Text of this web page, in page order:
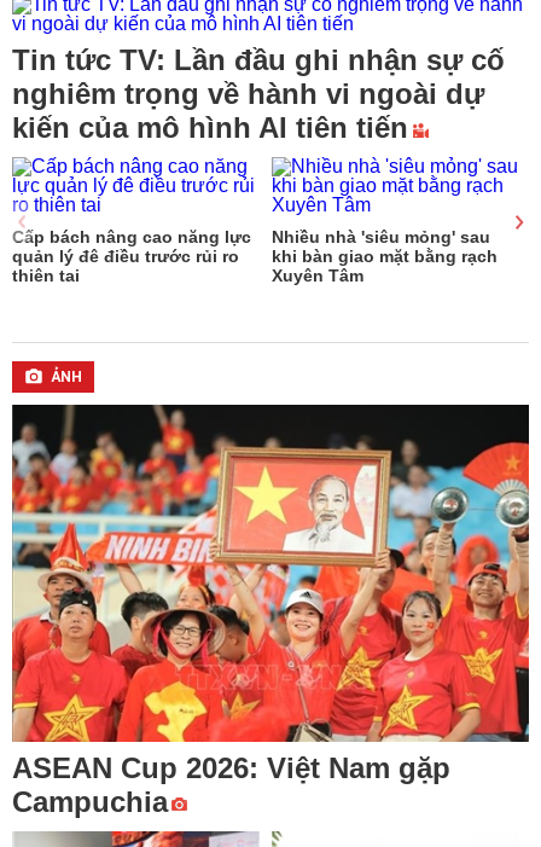
Tin tức TV: Lần đầu ghi nhận sự cố
nghiêm trọng về hành vi ngoài dự
kiến của mô hình AI tiên tiến
Cấp bách nâng cao năng lực
quản lý đê điều trước rủi ro
thiên tai
Nhiều nhà 'siêu mỏng' sau
khi bàn giao mặt bằng rạch
Xuyên Tâm
ẢNH
ASEAN Cup 2026: Việt Nam gặp
Campuchia